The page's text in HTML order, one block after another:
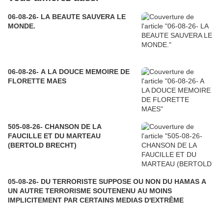
06-08-26- LA BEAUTE SAUVERA LE
MONDE.
06-08-26- A LA DOUCE MEMOIRE DE
FLORETTE MAES
505-08-26- CHANSON DE LA
FAUCILLE ET DU MARTEAU
(BERTOLD BRECHT)
05-08-26- DU TERRORISTE SUPPOSE OU NON DU HAMAS A
UN AUTRE TERRORISME SOUTENENU AU MOINS
IMPLICITEMENT PAR CERTAINS MEDIAS D'EXTRÊME